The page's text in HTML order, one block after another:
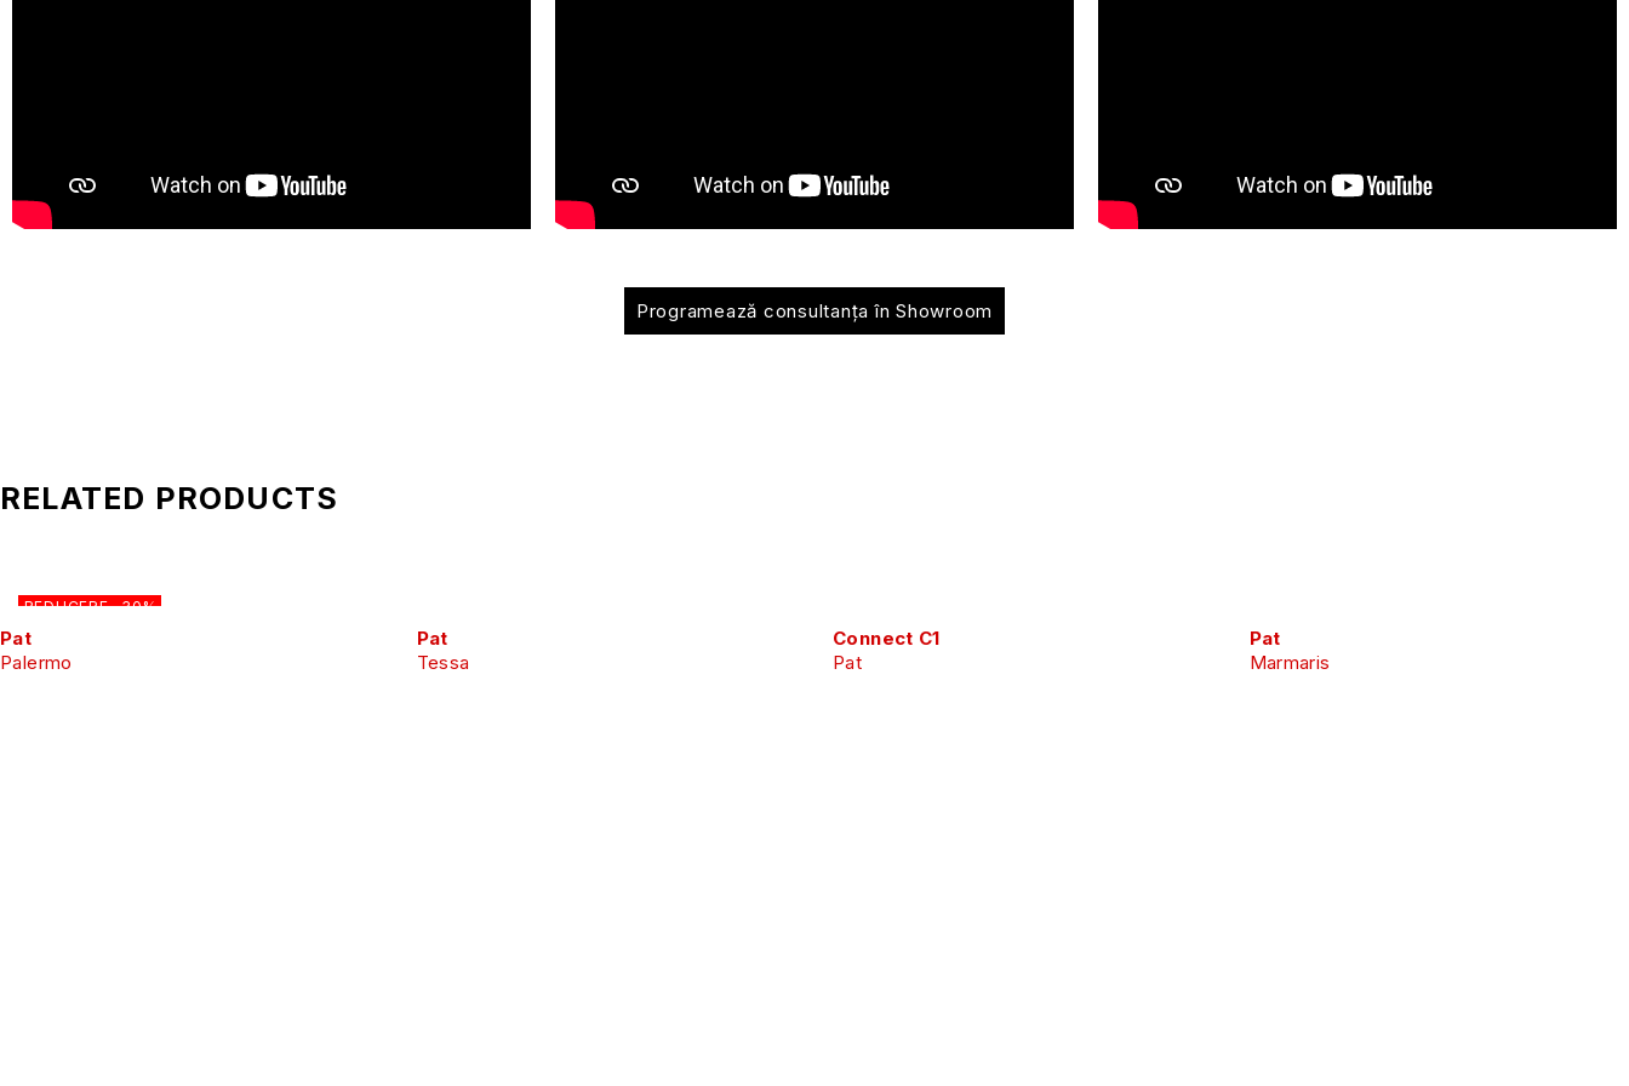
Programează consultanța în Showroom
RELATED PRODUCTS
REDUCERE -30%
Pat
Palermo
Pat
Tessa
Connect C1
Pat
Pat
Marmaris